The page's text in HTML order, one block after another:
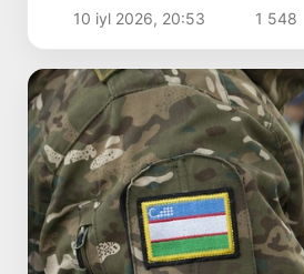
10 iyl 2026, 20:53 1 548